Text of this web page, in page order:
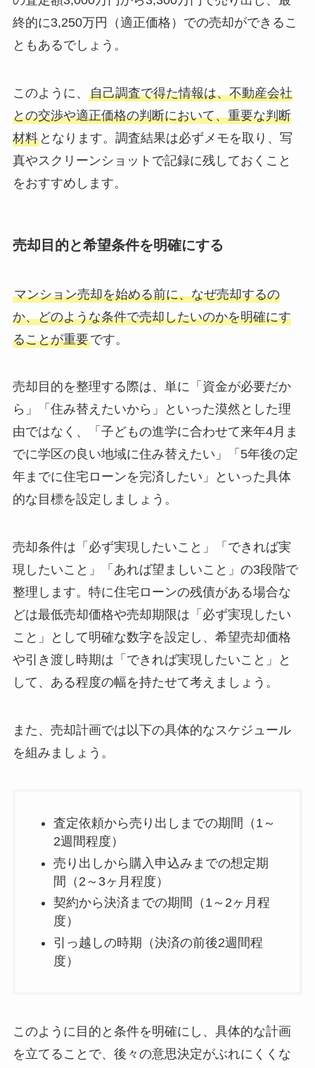
終的に3,250万円（適正価格）での売却ができるこ
ともあるでしょう。
このように、 自己調査で得た情報は、不動産会社
との交渉や適正価格の判断において、重要な判断
材料となります。調査結果は必ずメモを取り、写
真やスクリーンショットで記録に残しておくこと
をおすすめします。
売却目的と希望条件を明確にする
マンション売却を始める前に、なぜ売却するの
か、どのような条件で売却したいのかを明確にす
ることが重要です。
売却目的を整理する際は、単に「資金が必要だか
ら」「住み替えたいから」といった漠然とした理
由ではなく、「子どもの進学に合わせて来年4月ま
でに学区の良い地域に住み替えたい」「5年後の定
年までに住宅ローンを完済したい」といった具体
的な目標を設定しましょう。
売却条件は「必ず実現したいこと」「できれば実
現したいこと」「あれば望ましいこと」の3段階で
整理します。特に住宅ローンの残債がある場合な
どは最低売却価格や売却期限は「必ず実現したい
こと」として明確な数字を設定し、希望売却価格
や引き渡し時期は「できれば実現したいこと」と
して、ある程度の幅を持たせて考えましょう。
また、売却計画では以下の具体的なスケジュール
を組みましょう。
査定依頼から売り出しまでの期間（1～
2週間程度）
売り出しから購入申込みまでの想定期
間（2～3ヶ月程度）
契約から決済までの期間（1～2ヶ月程
度）
引っ越しの時期（決済の前後2週間程
度）
このように目的と条件を明確にし、具体的な計画
を立てることで、後々の意思決定がぶれにくくな